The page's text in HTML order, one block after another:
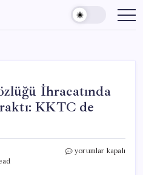
İhracatında
KKTC de
Türkiye,
yorumlar kapalı